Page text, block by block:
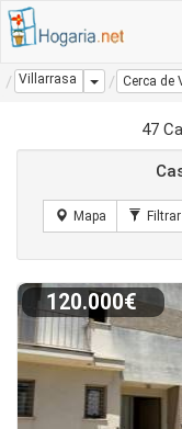
Villarrasa Dropdown
Cerca de
47
120.000€